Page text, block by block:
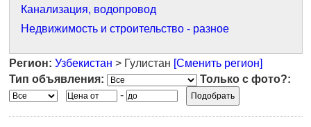
Канализация, водопровод
Недвижимость и строительство - разное
Регион: Узбекистан > Гулистан [Сменить регион]
Тип объявления:
Только с фото?:
-